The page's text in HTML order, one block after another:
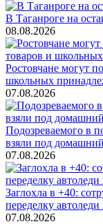
В Таганроге на
08.08.2026
Ростовчане могут
школьных
07.08.2026
Подозреваемого в
взяли под
07.08.2026
Заглохла в +40:
переделку
07.08.2026